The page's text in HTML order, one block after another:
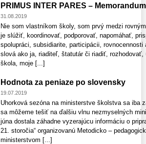
PRIMUS INTER PARES –
31.08.2019
Nie som vlastníkom školy, som prvý medzi
je slúžiť, koordinovať, podporovať, napomáhať,
spolupráci, subsidiarite, participácii,
slová ako ja, riaditeľ, štatutár či riadiť,
škola, moje [...]
Hodnota za peniaze po slovensky
19.07.2019
Uhorková sezóna na ministerstve školstva sa iba
sa môžeme tešiť na ďalšiu vlnu nezmyselných
júna dostala záhadne vyzerajúcu informáciu o
21. storočia“ organizovanú Metodicko –
ministerstvom [...]